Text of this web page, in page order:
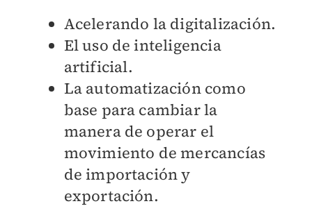
Acelerando la digitalización.
El uso de inteligencia
artificial.
La automatización como
base para cambiar la
manera de operar el
movimiento de mercancías
de importación y
exportación.